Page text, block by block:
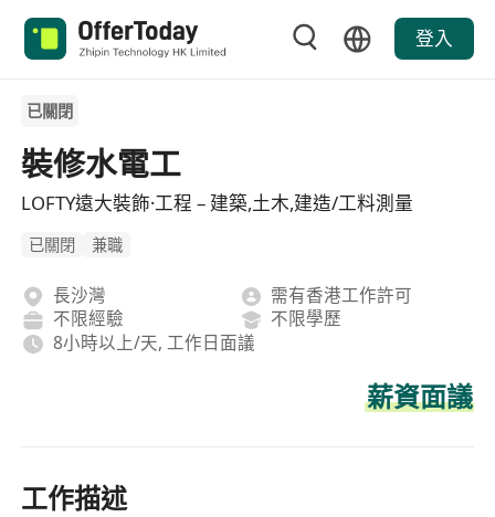
登入
已關閉
裝修水電工
LOFTY遠大裝飾·工程 – 建築,土木,建造/工料測量
已關閉 兼職
長沙灣
需有香港工作許可
不限經驗
不限學歷
8小時以上/天, 工作日面議
薪資面議
工作描述